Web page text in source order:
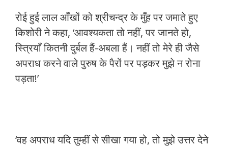
रोई हुई लाल आँखों को श्रीचन्द्र के मुँह पर जमाते हुए
किशोरी ने कहा, ‘आवश्यकता तो नहीं, पर जानते हो,
स्त्रियाँ कितनी दुर्बल हैं-अबला हैं। नहीं तो मेरे ही जैसे
अपराध करने वाले पुरुष के पैरों पर पड़कर मुझे न रोना
पड़ता!’
‘वह अपराध यदि तुम्हीं से सीखा गया हो, तो मुझे उत्तर देने